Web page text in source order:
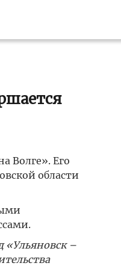
Волге». Его
области
«Ульяновск –